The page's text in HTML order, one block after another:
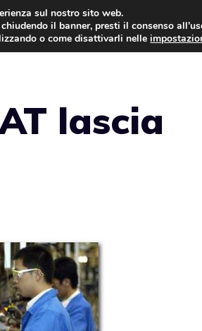
AUTO
lascia
sul nostro sito web.
il banner, presti il consenso
o come disattivarli nelle